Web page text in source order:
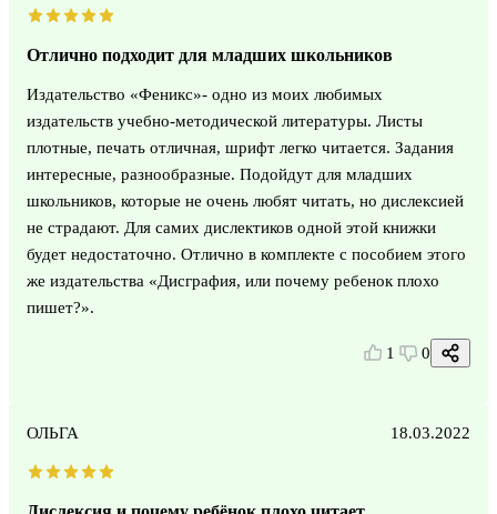
Отлично подходит для младших школьников
Издательство «Феникс»- одно из моих любимых
издательств учебно-методической литературы. Листы
плотные, печать отличная, шрифт легко читается. Задания
интересные, разнообразные. Подойдут для младших
школьников, которые не очень любят читать, но дислексией
не страдают. Для самих дислектиков одной этой книжки
будет недостаточно. Отлично в комплекте с пособием этого
же издательства «Дисграфия, или почему ребенок плохо
пишет?».
1 0
ОЛЬГА 18.03.2022